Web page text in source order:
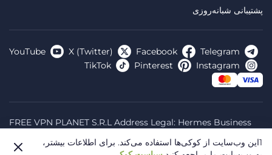
پشتیبانی شبانه‌روزی
Telegram
Facebook
X (Twitter)
YouTube
Instagram
Pinterest
TikTok
FREE VPN PLANET S.R.L Address Legal: Hermes Business
Bucharest, Romania, 020335. Reg.N, 44667783
1این وب‌سایت از کوکی‌ها استفاده می‌کند.
برای اطلاعات بیشتر،